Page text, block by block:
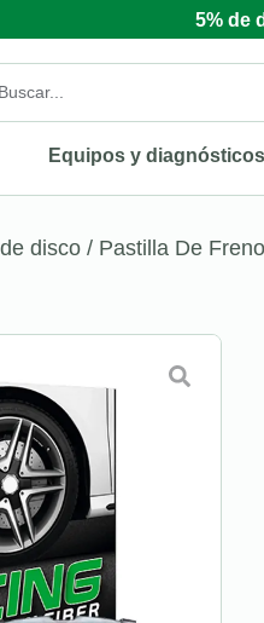
5% de
Equipos y diagnósticos
disco / Pastilla De